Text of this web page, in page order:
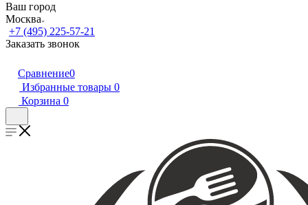
Ваш город
Москва
+7 (495) 225-57-21
Заказать звонок
Сравнение0
Избранные товары 0
Корзина 0